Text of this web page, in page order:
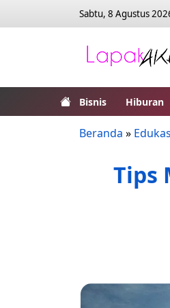
Sabtu, 8 Agustus
Bisnis Hiburan
Beranda »
Tips